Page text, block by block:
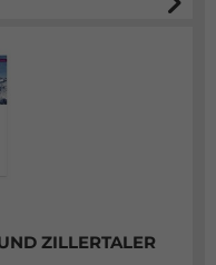
ZILLERTALER